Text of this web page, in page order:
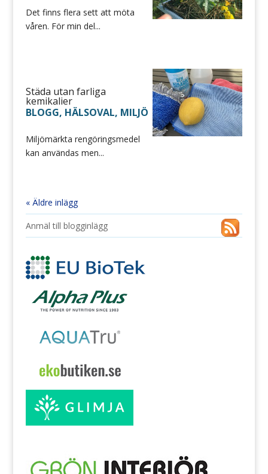
Det finns flera sett att möta
våren. För min del...
Städa utan farliga
kemikalier
BLOGG, HÄLSOVAL, MILJÖ
Miljömärkta rengöringsmedel
kan användas men...
« Äldre inlägg
Anmäl till blogginlägg